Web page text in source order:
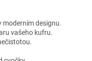
moderním designu.
vašeho kufru.